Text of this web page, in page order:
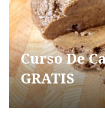
Curso De
GRATIS